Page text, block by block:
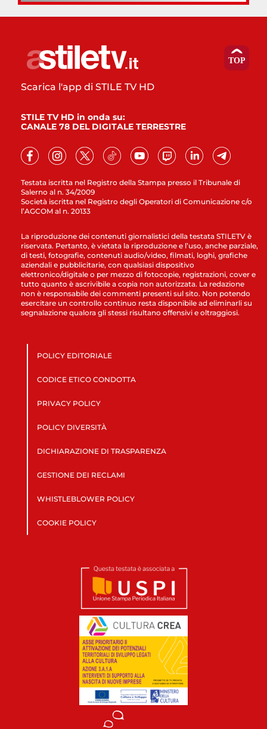
Testata iscritta nel Registro della Stampa presso il Tribunale di
Salerno al n. 34/2009
Società iscritta nel Registro degli Operatori di Comunicazione c/o
l’AGCOM al n. 20133
Scarica l'app di STILE TV HD
STILE TV HD in onda su:
CANALE 78 DEL DIGITALE TERRESTRE
La riproduzione dei contenuti giornalistici della testata STILETV è
riservata. Pertanto, è vietata la riproduzione e l’uso, anche parziale,
di testi, fotografie, contenuti audio/video, filmati, loghi, grafiche
aziendali e pubblicitarie, con qualsiasi dispositivo
elettronico/digitale o per mezzo di fotocopie, registrazioni, cover e
tutto quanto è ascrivibile a copia non autorizzata. La redazione
non è responsabile dei commenti presenti sul sito. Non potendo
esercitare un controllo continuo resta disponibile ad eliminarli su
segnalazione qualora gli stessi risultano offensivi e oltraggiosi.
POLICY EDITORIALE
CODICE ETICO CONDOTTA
PRIVACY POLICY
POLICY DIVERSITÀ
DICHIARAZIONE DI TRASPARENZA
GESTIONE DEI RECLAMI
WHISTLEBLOWER POLICY
COOKIE POLICY